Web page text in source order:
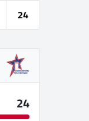
24
24